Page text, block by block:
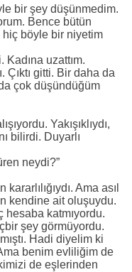
bir şey düşünmedim.
Bence bütün
hiç böyle bir niyetim
uzattım.
Çıktı gitti. Bir daha da
çok düşündüğüm
Yakışıklıydı,
bilirdi. Duyarlı
neydi?”
Ama asıl
kendine ait oluşuydu.
hesaba katmıyordu.
şey görmüyordu.
Hadi diyelim ki
benim evliliğim de
de eşlerinden